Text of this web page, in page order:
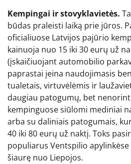
Kempingai ir stovyklavietės.
būdas praleisti laiką prie jūros.
oficialiuose Latvijos pajūrio
kainuoja nuo 15 iki 30 eurų už
(įskaičiuojant automobilio
paprastai įeina naudojimasis
tualetais, virtuvėlėmis ir
daugiau patogumų, bet
kempinguose siūlomi mediniai
arba su daliniais patogumais,
40 iki 80 eurų už naktį. Toks
populiarus Ventspilio
šiaurę nuo Liepojos.